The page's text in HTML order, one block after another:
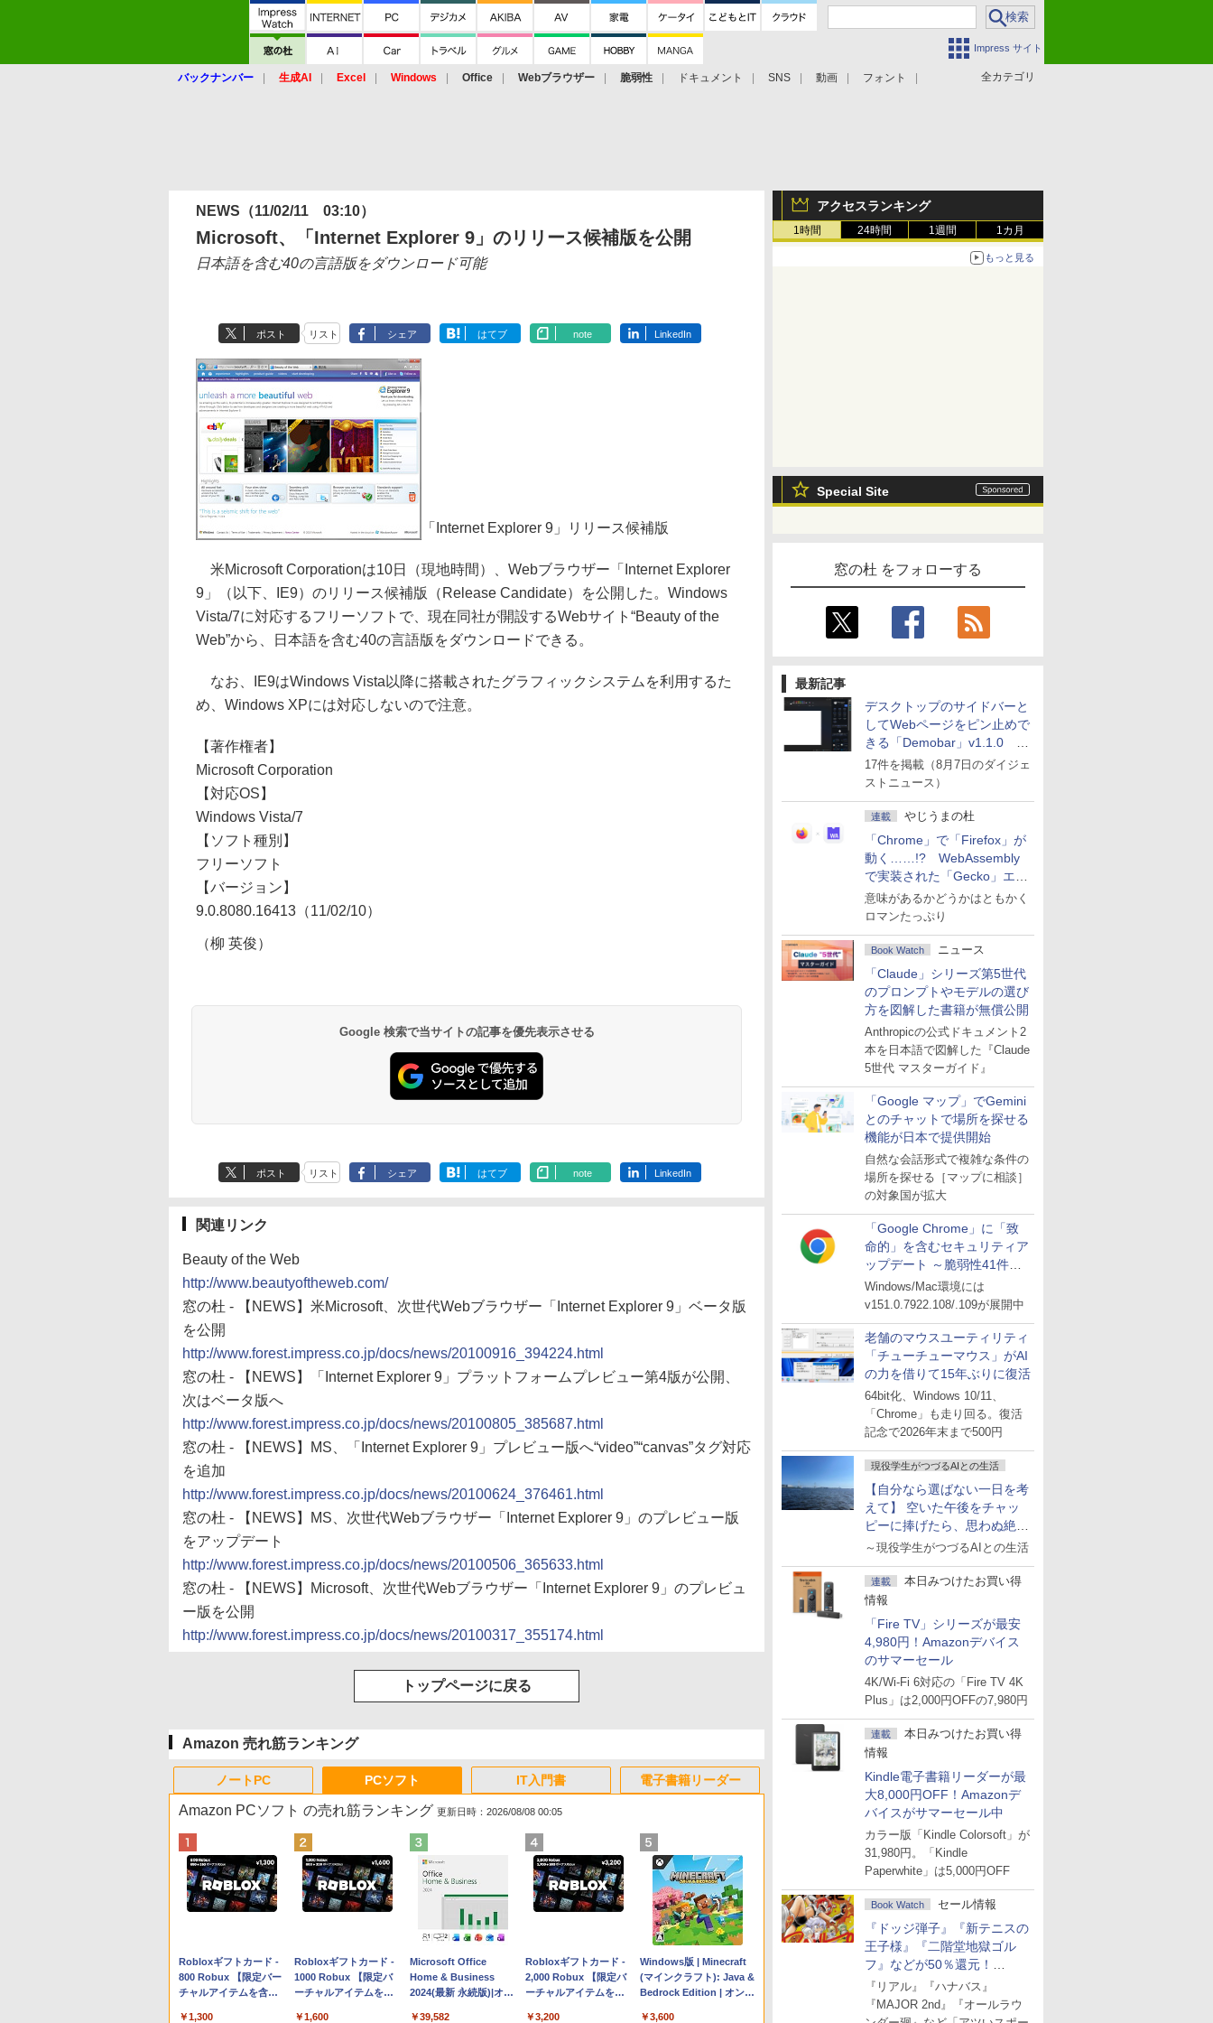
Impress サイト
全カテゴリ
バックナンバー 生成AI Excel Windows Office Webブラウザー 脆弱性 ドキュメント SNS 動画 フォント
アクセスランキング
1時間 24時間 1週間 1カ月
もっと見る
Special Site
窓の杜 をフォローする
最新記事
デスクトップのサイドバーと
してWebページをピン止めで
きる「Demobar」v1.1.0 ほ
か
17件を掲載（8月7日のダイジェ
ストニュース）
連載 やじうまの杜
「Chrome」で「Firefox」が
動く……!? WebAssembly
で実装された「Gecko」エン
ジン
意味があるかどうかはともかく
ロマンたっぷり
Book Watch ニュース
「Claude」シリーズ第5世代
のプロンプトやモデルの選び
方を図解した書籍が無償公開
Anthropicの公式ドキュメント2
本を日本語で図解した『Claude
5世代 マスターガイド』
「Google マップ」でGemini
とのチャットで場所を探せる
機能が日本で提供開始
自然な会話形式で複雑な条件の
場所を探せる［マップに相談］
の対象国が拡大
「Google Chrome」に「致
命的」を含むセキュリティア
ップデート ～脆弱性41件に
対処
Windows/Mac環境には
v151.0.7922.108/.109が展開中
老舗のマウスユーティリティ
「チューチューマウス」がAI
の力を借りて15年ぶりに復活
64bit化、Windows 10/11、
「Chrome」も走り回る。復活
記念で2026年末まで500円
現役学生がつづるAIとの生活
【自分なら選ばない一日を考
えて】 空いた午後をチャッ
ピーに捧げたら、思わぬ絶景
に出会った話
～現役学生がつづるAIとの生活
連載
本日みつけたお買い得
情報
「Fire TV」シリーズが最安
4,980円！Amazonデバイス
のサマーセール
4K/Wi-Fi 6対応の「Fire TV 4K
Plus」は2,000円OFFの7,980円
連載
本日みつけたお買い得
情報
Kindle電子書籍リーダーが最
大8,000円OFF！Amazonデ
バイスがサマーセール中
カラー版「Kindle Colorsoft」が
31,980円。「Kindle
Paperwhite」は5,000円OFF
Book Watch セール情報
『ドッジ弾子』『新テニスの
王子様』『二階堂地獄ゴル
フ』などが50％還元！
Amazonマンガ週末セール
『リアル』『ハナバス』
『MAJOR 2nd』『オールラウ
NEWS （11/02/11 03:10）
Microsoft、「Internet Explorer 9」のリリース候補版を公開
日本語を含む40の言語版をダウンロード可能
ポスト リスト シェア はてブ note LinkedIn
「Internet Explorer 9」リリース候補版
米Microsoft Corporationは10日（現地時間）、Webブラウザー「Internet Explorer
9」（以下、IE9）のリリース候補版（Release Candidate）を公開した。Windows
Vista/7に対応するフリーソフトで、現在同社が開設するWebサイト“Beauty of the
Web”から、日本語を含む40の言語版をダウンロードできる。
なお、IE9はWindows Vista以降に搭載されたグラフィックシステムを利用するた
め、Windows XPには対応しないので注意。
【著作権者】
Microsoft Corporation
【対応OS】
Windows Vista/7
【ソフト種別】
フリーソフト
【バージョン】
9.0.8080.16413（11/02/10）
（柳 英俊）
Google 検索で当サイトの記事を優先表示させる
ポスト リスト シェア はてブ note LinkedIn
関連リンク
Beauty of the Web
http://www.beautyoftheweb.com/
窓の杜 - 【NEWS】米Microsoft、次世代Webブラウザー「Internet Explorer 9」ベータ版
を公開
http://www.forest.impress.co.jp/docs/news/20100916_394224.html
窓の杜 - 【NEWS】「Internet Explorer 9」プラットフォームプレビュー第4版が公開、
次はベータ版へ
http://www.forest.impress.co.jp/docs/news/20100805_385687.html
窓の杜 - 【NEWS】MS、「Internet Explorer 9」プレビュー版へ“video”“canvas”タグ対応
を追加
http://www.forest.impress.co.jp/docs/news/20100624_376461.html
窓の杜 - 【NEWS】MS、次世代Webブラウザー「Internet Explorer 9」のプレビュー版
をアップデート
http://www.forest.impress.co.jp/docs/news/20100506_365633.html
窓の杜 - 【NEWS】Microsoft、次世代Webブラウザー「Internet Explorer 9」のプレビュ
ー版を公開
http://www.forest.impress.co.jp/docs/news/20100317_355174.html
トップページに戻る
Amazon 売れ筋ランキング
ノートPC
Apple 2026 MacBook
Neo A18 Proチップ搭
載13インチノートブッ
￥162,598
tomtoc 360°保護 15.6
16インチ パソコンケー
ス Dell NEC Lavie
￥2,952
Apple 2026 MacBook
Air M5チップ搭載13イ
ンチノートブック：AI
￥261,414
【Amazon.co.jp限定】
HP ノートパソコン 15-
fd 15.6インチ 16GBメ
￥129,800
FMV ノートパソコン
WE1-K3 (MS 365
Personal/Copilotキー搭
￥139,880
PCソフト
Amazon PCソフト の売れ筋ランキング 更新日時：2026/08/08 00:05
Robloxギフトカード -
800 Robux 【限定バー
チャルアイテムを含
￥1,300
Robloxギフトカード -
1000 Robux 【限定バ
ーチャルアイテムを含
￥1,600
Microsoft Office
Home & Business
2024(最新 永続版)|オン
￥39,582
Robloxギフトカード -
2,000 Robux 【限定バ
ーチャルアイテムを含
￥3,200
Windows版 | Minecraft
(マインクラフト): Java &
Bedrock Edition | オンラ
￥3,600
IT入門書 電子書籍リーダー